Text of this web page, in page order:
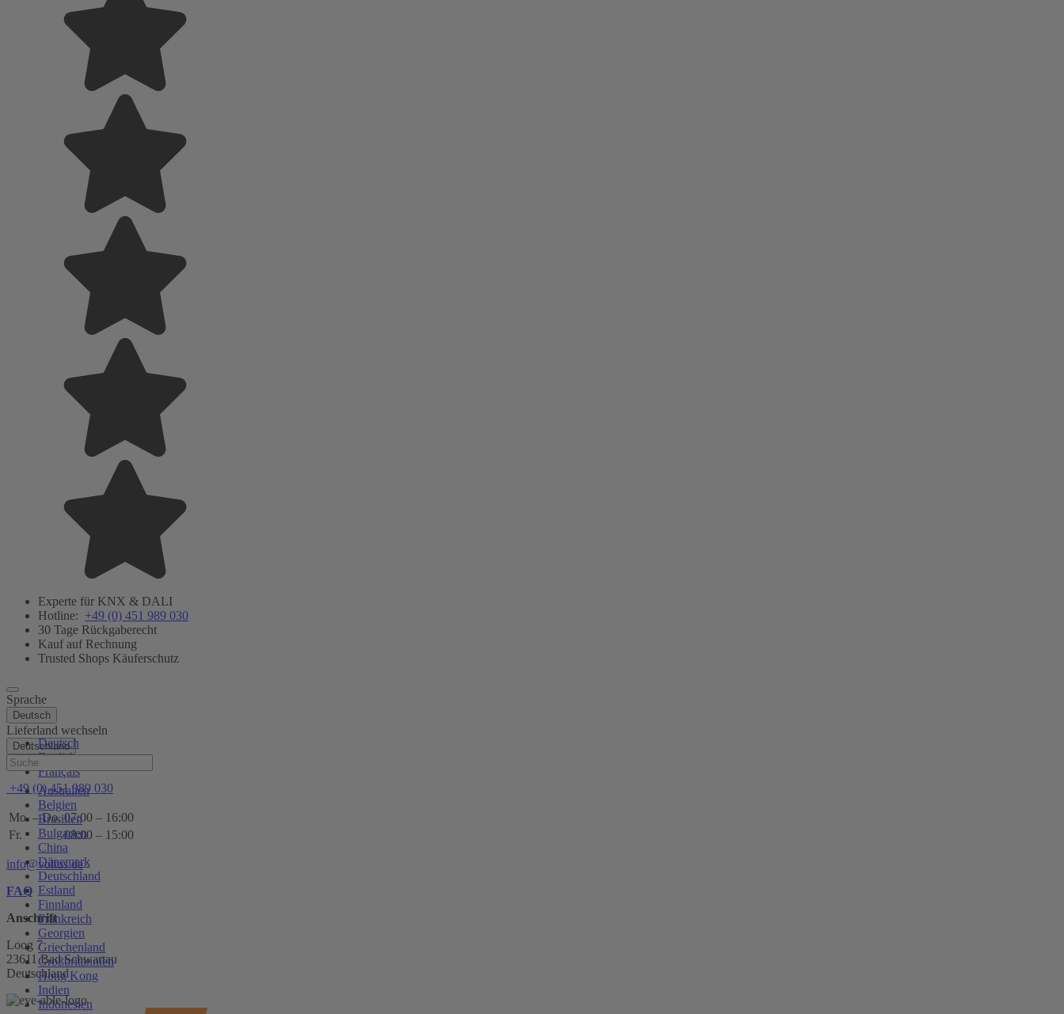
Experte für KNX & DALI
Hotline: +49 (0) 451 989 030
30 Tage Rückgaberecht
Kauf auf Rechnung
Trusted Shops Käuferschutz
Sprache
Deutsch
Deutsch
English
Français
Lieferland wechseln
Deutschland
Australien
Belgien
Brasilien
Bulgarien
China
Dänemark
Deutschland
Estland
Finnland
Frankreich
Georgien
Griechenland
Großbritannien
Hong Kong
Indien
Indonesien
Hilfe
+49 (0) 451 989 030
Mo. – Do. 07:00 – 16:00
Fr.
08:00 – 15:00
info@voltus.de
FAQ
Anschrift
Loog 7
23611 Bad Schwartau
Deutschland